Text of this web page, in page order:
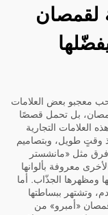
لقمصان
معجبو بعض العلامات
بل تحمل قصصًا
التجارية
وقتٍ طويل، وبتصاميم
مثل «مانشستر
معروفة بألوانها
ومظهرها الجذّاب. أما
وتشتهر ببساطتها
قمصان «أمبرو» من